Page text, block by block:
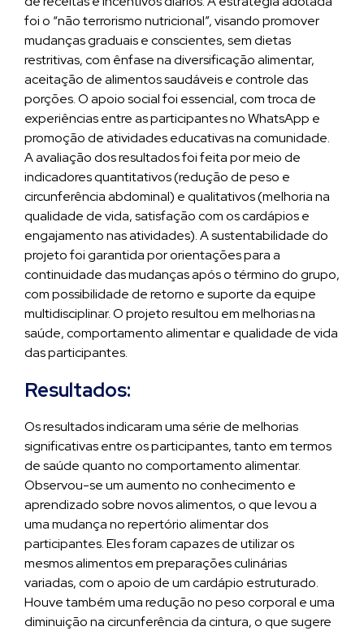
foi o “não terrorismo nutricional”, visando promover
mudanças graduais e conscientes, sem dietas
restritivas, com ênfase na diversificação alimentar,
aceitação de alimentos saudáveis e controle das
porções. O apoio social foi essencial, com troca de
experiências entre as participantes no WhatsApp e
promoção de atividades educativas na comunidade.
A avaliação dos resultados foi feita por meio de
indicadores quantitativos (redução de peso e
circunferência abdominal) e qualitativos (melhoria na
qualidade de vida, satisfação com os cardápios e
engajamento nas atividades). A sustentabilidade do
projeto foi garantida por orientações para a
continuidade das mudanças após o término do grupo,
com possibilidade de retorno e suporte da equipe
multidisciplinar. O projeto resultou em melhorias na
saúde, comportamento alimentar e qualidade de vida
das participantes.
Resultados:
Os resultados indicaram uma série de melhorias
significativas entre os participantes, tanto em termos
de saúde quanto no comportamento alimentar.
Observou-se um aumento no conhecimento e
aprendizado sobre novos alimentos, o que levou a
uma mudança no repertório alimentar dos
participantes. Eles foram capazes de utilizar os
mesmos alimentos em preparações culinárias
variadas, com o apoio de um cardápio estruturado.
Houve também uma redução no peso corporal e uma
diminuição na circunferência da cintura, o que sugere